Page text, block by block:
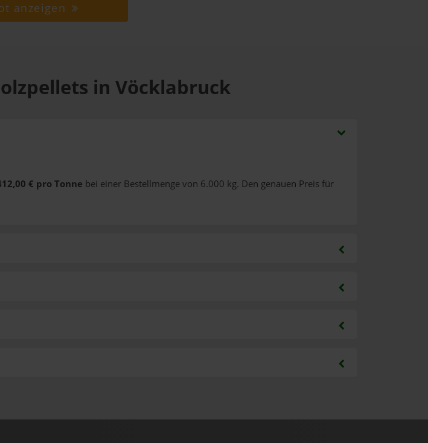
anzeigen
in Vöcklabruck
€ pro Tonne bei einer Bestellmenge von 6.000 kg. Den genauen Preis für